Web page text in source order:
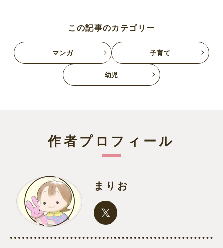
この記事のカテゴリー
マンガ 子育て
幼児
作者プロフィール
まりお